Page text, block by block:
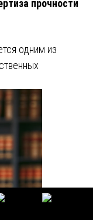
прочности
одним из